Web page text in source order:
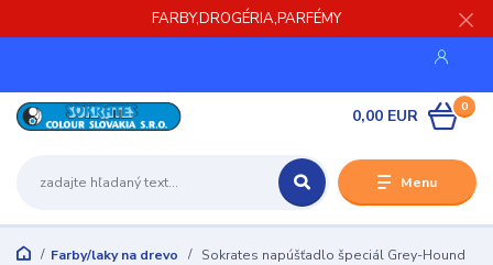
FARBY,DROGÉRIA,PARFÉMY
Menu
0
0,00 EUR
Farby/laky na drevo
Sokrates napúšťadlo špeciál Grey-Hound